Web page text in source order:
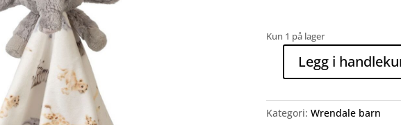
Kun 1 på lager
Elephant
Plush
Legg i
Kategori: Wrendale barn